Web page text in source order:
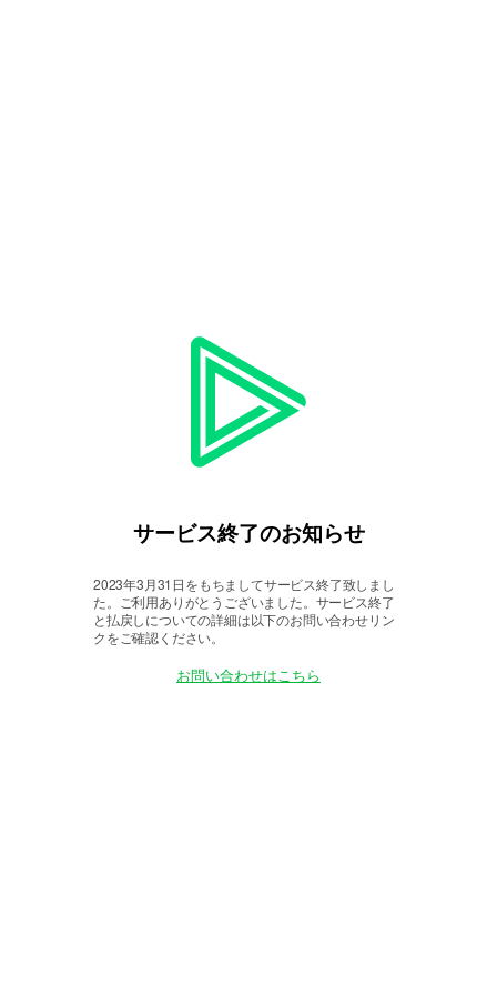
サービス終了のお知らせ
2023年3月31日をもちましてサービス終了致しまし
た。
ご利用ありがとうございました。サービス終了
と払戻しについての詳細は以下のお問い合わせリン
クをご確認ください。
お問い合わせはこちら